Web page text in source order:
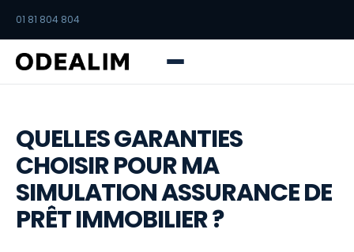
01 81 804 804
QUELLES GARANTIES
CHOISIR POUR MA
SIMULATION ASSURANCE DE
PRÊT IMMOBILIER ?